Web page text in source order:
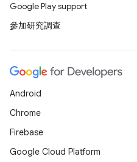
Google Play support
參加研究調查
Android
Chrome
Firebase
Google Cloud Platform